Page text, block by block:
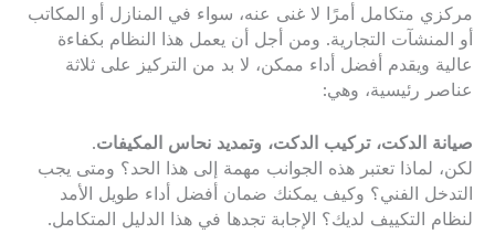
مركزي متكامل أمرًا لا غنى عنه، سواء في المنازل أو المكاتب
أو المنشآت التجارية. ومن أجل أن يعمل هذا النظام بكفاءة
عالية ويقدم أفضل أداء ممكن، لا بد من التركيز على ثلاثة
عناصر رئيسية، وهي:
صيانة الدكت، تركيب الدكت، وتمديد نحاس المكيفات.
لكن، لماذا تعتبر هذه الجوانب مهمة إلى هذا الحد؟ ومتى يجب
التدخل الفني؟ وكيف يمكنك ضمان أفضل أداء طويل الأمد
لنظام التكييف لديك؟ الإجابة تجدها في هذا الدليل المتكامل.